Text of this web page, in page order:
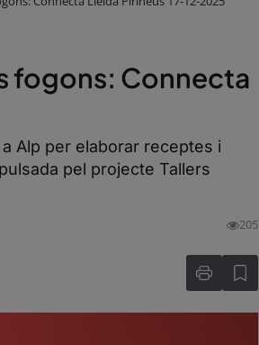
fogons: Connecta
Alp per elaborar receptes i
pel projecte Tallers
205